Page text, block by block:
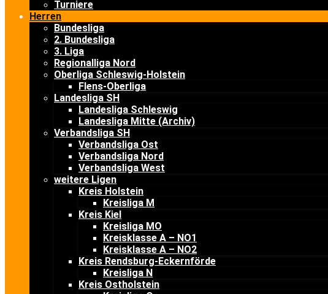
Turniere
Herren
Bundesliga
2. Bundesliga
3. Liga
Regionalliga Nord
Oberliga Schleswig-Holstein
Flens-Oberliga
Landesliga SH
Landesliga Schleswig
Landesliga Mitte (Archiv)
Verbandsliga SH
Verbandsliga Ost
Verbandsliga Nord
Verbandsliga West
weitere Ligen
Kreis Holstein
Kreisliga M
Kreis Kiel
Kreisliga MO
Kreisklasse A – NO1
Kreisklasse A – NO2
Kreis Rendsburg-Eckernförde
Kreisliga N
Kreis Ostholstein